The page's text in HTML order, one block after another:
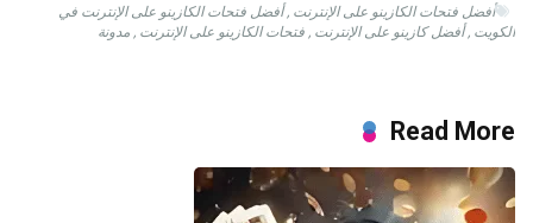
أفضل فتحات الكازينو على الإنترنت ,أفضل فتحات الكازينو على الإنترنت في
الكويت ,أفضل كازينو على الإنترنت , فتحات الكازينو على الإنترنت , مدونة
Read More